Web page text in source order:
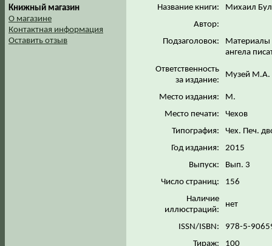
Книжный магазин
О магазине
Контактная информация
Оставить отзыв
Название книги:
Михаил
Автор:
Подзаголовок:
Материалы
ангела
Ответственность
за издание:
Музей М.А.
Место издания:
М.
Место печати:
Чехов
Типография:
Чех. Печ.
Год издания:
2015
Выпуск:
Вып. 3
Число страниц:
156
Наличие
иллюстраций:
нет
ISSN/ISBN:
978-5-
Тираж:
100